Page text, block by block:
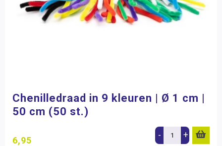
Chenilledraad in 9 kleuren | Ø 1 cm |
50 cm (50 st.)
6,95 - +